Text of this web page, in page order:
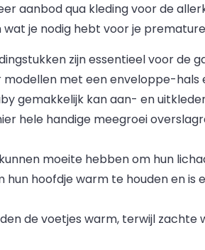
aanbod qua kleding voor de
je nodig hebt voor je
zijn essentieel voor de
modellen met een enveloppe-hals
gemakkelijk kan aan- en
hele handige meegroei
moeite hebben om hun
hoofdje warm te houden en is
de voetjes warm, terwijl